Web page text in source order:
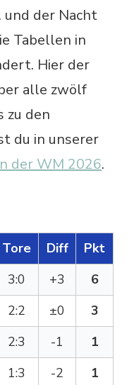
und der Nacht
Tabellen in
Hier der
alle zwölf
zu den
du in unserer
der WM 2026.
Tore Diff
Pkt
3:0 +3
6
2:2 ±0
3
2:3 -1
1
1:3 -2 1